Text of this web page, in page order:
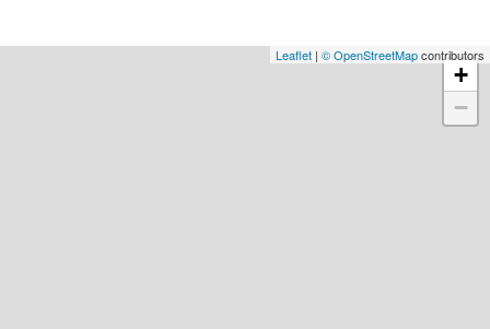
+
−
Leaflet | © OpenStreetMapcontributors